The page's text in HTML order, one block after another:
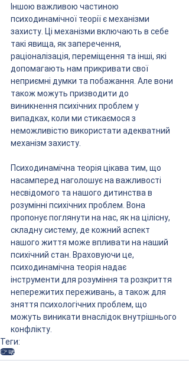
Іншою важливою частиною
психодинамічної теорії є механізми
захисту. Ці механізми включають в себе
такі явища, як заперечення,
раціоналізація, переміщення та інші, які
допомагають нам прикривати свої
неприємні думки та побажання. Але вони
також можуть призводити до
виникнення психічних проблем у
випадках, коли ми стикаємося з
неможливістю використати адекватний
механізм захисту.
Психодинамічна теорія цікава тим, що
насамперед наголошує на важливості
несвідомого та нашого дитинства в
розумінні психічних проблем. Вона
пропонує поглянути на нас, як на цілісну,
складну систему, де кожний аспект
нашого життя може впливати на наший
психічний стан. Враховуючи це,
психодинамічна теорія надає
інструменти для розуміння та розкриття
непережитих переживань, а також для
зняття психологічних проблем, що
можуть виникати внаслідок внутрішнього
конфлікту.
Теги:
👉 це